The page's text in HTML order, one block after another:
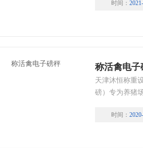
运称量。不适
时间：
称活禽电子
天津沐恒称重
磅）专为养猪
器的使用寿命
时间：